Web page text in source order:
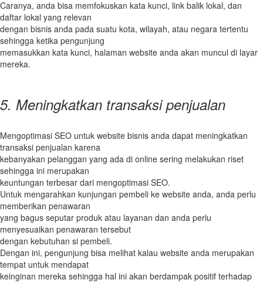
Caranya, anda bisa memfokuskan kata kunci, link balik lokal, dan
daftar lokal yang relevan
dengan bisnis anda pada suatu kota, wilayah, atau negara tertentu
sehingga ketika pengunjung
memasukkan kata kunci, halaman website anda akan muncul di layar
mereka.
5. Meningkatkan transaksi penjualan
Mengoptimasi SEO untuk website bisnis anda dapat meningkatkan
transaksi penjualan karena
kebanyakan pelanggan yang ada di online sering melakukan riset
sehingga ini merupakan
keuntungan terbesar dari mengoptimasi SEO.
Untuk mengarahkan kunjungan pembeli ke website anda, anda perlu
memberikan penawaran
yang bagus seputar produk atau layanan dan anda perlu
menyesuaikan penawaran tersebut
dengan kebutuhan si pembeli.
Dengan ini, pengunjung bisa melihat kalau website anda merupakan
tempat untuk mendapat
keinginan mereka sehingga hal ini akan berdampak positif terhadap